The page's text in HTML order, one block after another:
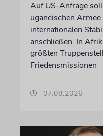
Auf US-Anfrage
ugandischen Armee
internationalen
anschließen. In
größten
Friedensmissionen
07.08.2026